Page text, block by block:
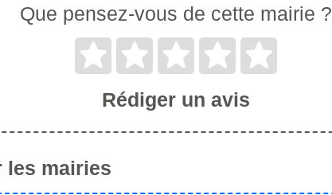
Que pensez-vous de cette mairie ?
Rédiger un avis
les mairies